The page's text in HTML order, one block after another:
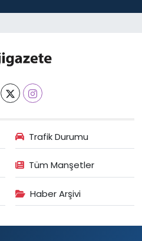
Trafik Durumu
Tüm Manşetler
Haber Arşivi